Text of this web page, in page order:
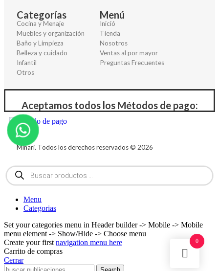
Categorías
Cocina y Menaje
Muebles y organización
Baño y Limpieza
Belleza y cuidado
Infantil
Otros
Menú
Inició
Tienda
Nosotros
Ventas al por mayor
Preguntas Frecuentes
Aceptamos todos los Métodos de pago:
Minari. Todos los derechos reservados © 2026
Menu
Categorias
Set your categories menu in Header builder -> Mobile -> Mobile
menu element -> Show/Hide -> Choose menu
Create your first navigation menu here
Carrito de compras
Cerrar
0